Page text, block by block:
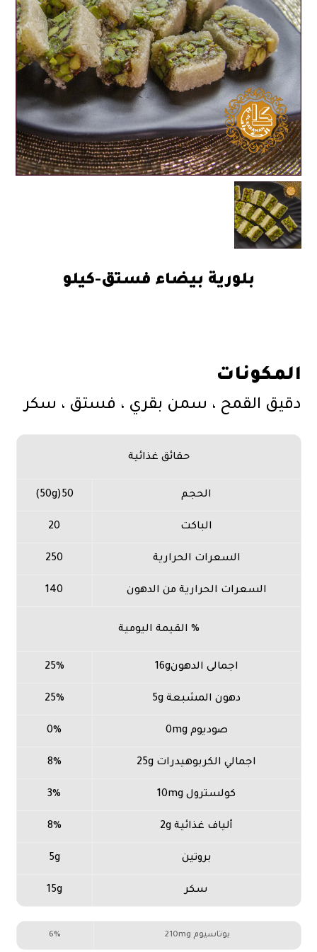
بلورية بيضاء فستق-كيلو
المكونات
دقيق القمح ، سمن بقري ، فستق ، سكر
حقائق غذائية
الحجم 50(50g)
الباكت 20
السعرات الحرارية 250
السعرات الحرارية من الدهون 140
% القيمة اليومية
اجمالى الدهون16g 25%
دهون المشبعة 5g 25%
صوديوم 0mg 0%
اجمالي الكربوهيدرات 25g 8%
كولسترول 10mg 3%
ألياف غذائية 2g 8%
بروتين 5g
سكر 15g
بوتاسيوم 210mg 6%